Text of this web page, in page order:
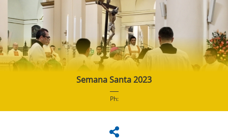
Semana Santa 2023
Ph: